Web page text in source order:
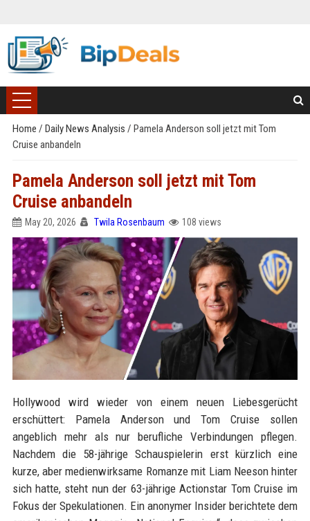
Home / Daily News Analysis / Pamela Anderson soll jetzt mit Tom
Cruise anbandeln
Pamela Anderson soll jetzt mit Tom
Cruise anbandeln
May 20, 2026 Twila Rosenbaum 108 views
Hollywood wird wieder von einem neuen Liebesgerücht
erschüttert: Pamela Anderson und Tom Cruise sollen
angeblich mehr als nur berufliche Verbindungen pflegen.
Nachdem die 58-jährige Schauspielerin erst kürzlich eine
kurze, aber medienwirksame Romanze mit Liam Neeson hinter
sich hatte, steht nun der 63-jährige Actionstar Tom Cruise im
Fokus der Spekulationen. Ein anonymer Insider berichtete dem